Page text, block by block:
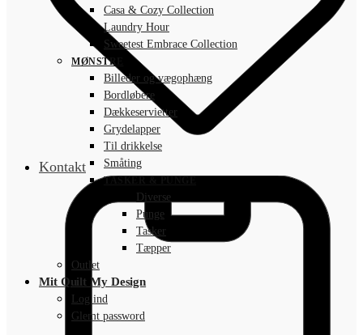
Kontakt
Casa & Cozy Collection
Laundry Hour
Sweetest Embrace Collection
MØNSTRE
Billeder og vægophæng
Bordløbere
Dækkeservietter
Grydelapper
Til drikkelse
Småting
TASKER & PUNGE
Diverse
Punge
Tasker
Tæpper
Outlet
Mit Quilt My Design
Log ind
Glemt password